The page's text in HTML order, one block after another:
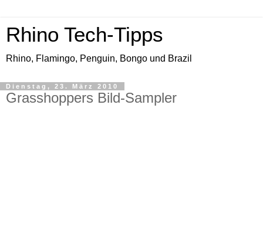
Rhino Tech-Tipps
Rhino, Flamingo, Penguin, Bongo und Brazil
Dienstag, 23. März 2010
Grasshoppers Bild-Sampler